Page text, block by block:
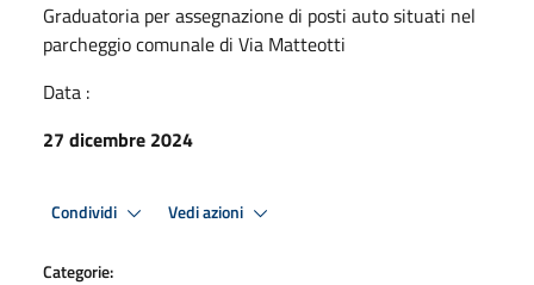
Graduatoria per assegnazione di posti auto situati nel
parcheggio comunale di Via Matteotti
Data :
27 dicembre 2024
Condividi Vedi azioni
Categorie: